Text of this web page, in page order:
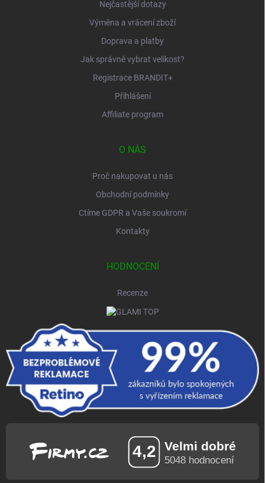
Nejčastější dotazy
Výměna a vrácení zboží
Doprava a platby
Jak správně vybrat velikost?
Registrace BRANDIT+
Přihlášení
Affiliate program
O NÁS
Proč nakupovat u nás
Obchodní podmínky
Ctíme GDPR a Vaše soukromí
Kontakty
HODNOCENÍ
Recenze